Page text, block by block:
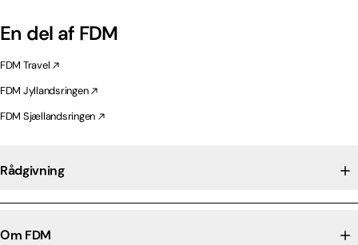
En del af FDM
FDM Travel
FDM Jyllandsringen
FDM Sjællandsringen
Rådgivning
Om FDM